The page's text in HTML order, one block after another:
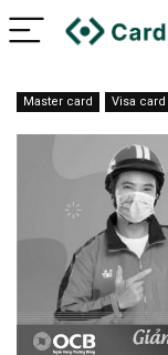
Master card Visa card